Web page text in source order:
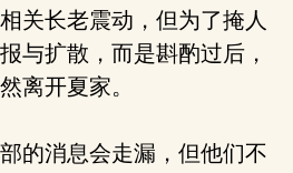
关长老震动，但为了掩人
与扩散，而是斟酌过后，
离开夏家。
的消息会走漏，但他们不